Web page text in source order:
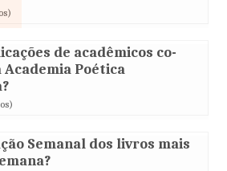
de acadêmicos co-
Poética
Semanal dos livros mais